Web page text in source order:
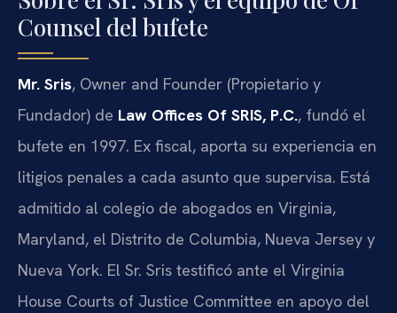
Counsel del bufete
Mr. Sris, Owner and Founder (Propietario y
Fundador) de Law Offices Of SRIS, P.C., fundó el
bufete en 1997. Ex fiscal, aporta su experiencia en
litigios penales a cada asunto que supervisa. Está
admitido al colegio de abogados en Virginia,
Maryland, el Distrito de Columbia, Nueva Jersey y
Nueva York. El Sr. Sris testificó ante el Virginia
House Courts of Justice Committee en apoyo del